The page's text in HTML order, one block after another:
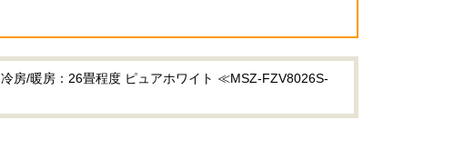
房/暖房：26畳程度 ピュアホワイト ≪MSZ-FZV8026S-